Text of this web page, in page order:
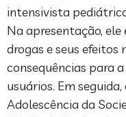
intensivista
Na apresentação,
drogas e seus efeitos
consequências para
usuários. Em
Adolescência da